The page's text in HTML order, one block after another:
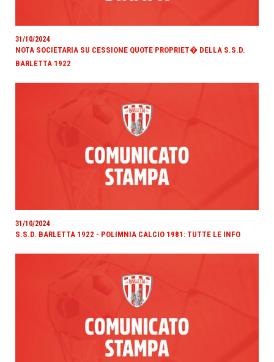
31/10/2024
NOTA SOCIETARIA SU CESSIONE QUOTE PROPRIET� DELLA S.S.D.
BARLETTA 1922
31/10/2024
S.S.D. BARLETTA 1922 - POLIMNIA CALCIO 1981: TUTTE LE INFO